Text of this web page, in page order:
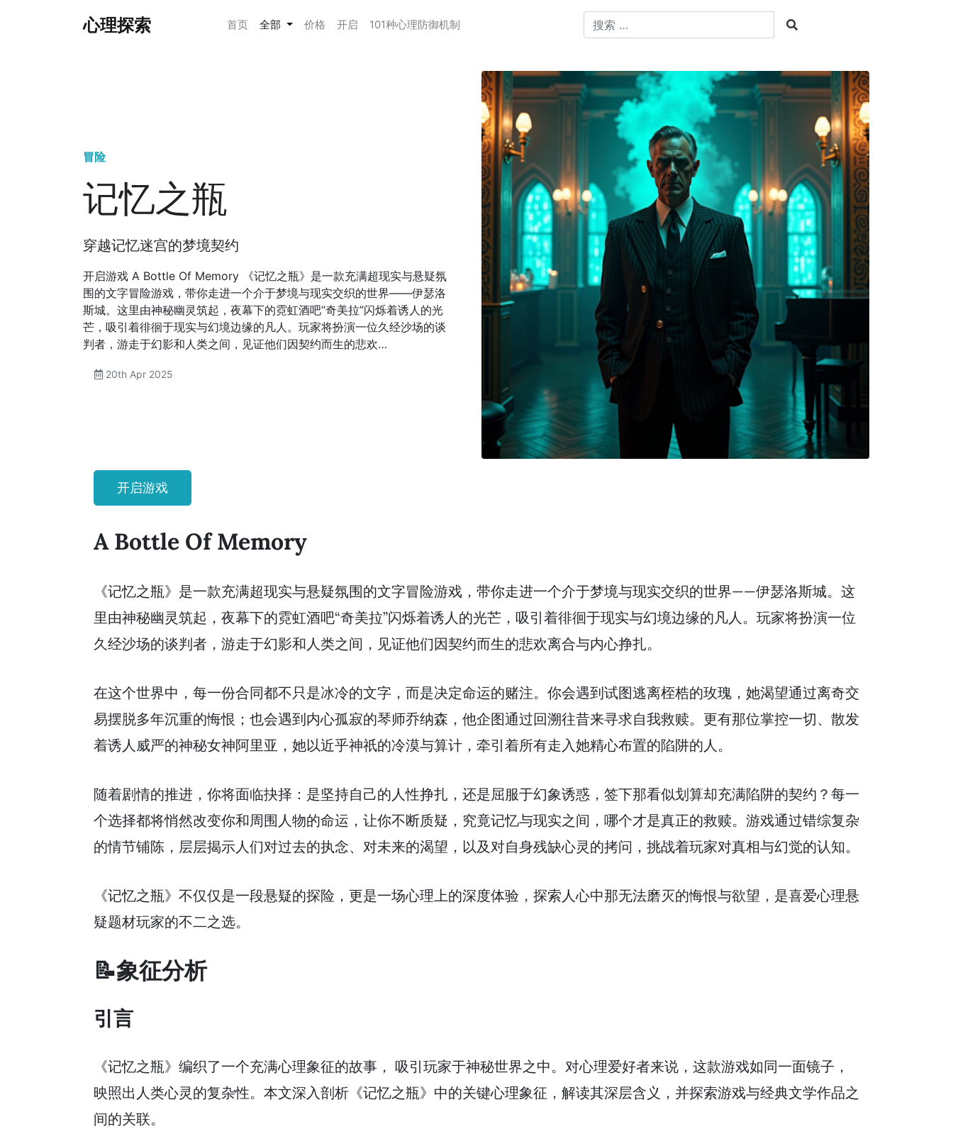
心理探索 首页 全部 价格 开启 101种心理防御机制
冒险
记忆之瓶
穿越记忆迷宫的梦境契约
开启游戏 A Bottle Of Memory 《记忆之瓶》是一款充满超现实与悬疑氛
围的文字冒险游戏，带你走进一个介于梦境与现实交织的世界——伊瑟洛
斯城。这里由神秘幽灵筑起，夜幕下的霓虹酒吧“奇美拉”闪烁着诱人的光
芒，吸引着徘徊于现实与幻境边缘的凡人。玩家将扮演一位久经沙场的谈
判者，游走于幻影和人类之间，见证他们因契约而生的悲欢…
20th Apr 2025
开启游戏
A Bottle Of Memory
《记忆之瓶》是一款充满超现实与悬疑氛围的文字冒险游戏，带你走进一个介于梦境与现实交织的世界——伊瑟洛斯城。这
里由神秘幽灵筑起，夜幕下的霓虹酒吧“奇美拉”闪烁着诱人的光芒，吸引着徘徊于现实与幻境边缘的凡人。玩家将扮演一位
久经沙场的谈判者，游走于幻影和人类之间，见证他们因契约而生的悲欢离合与内心挣扎。
在这个世界中，每一份合同都不只是冰冷的文字，而是决定命运的赌注。你会遇到试图逃离桎梏的玫瑰，她渴望通过离奇交
易摆脱多年沉重的悔恨；也会遇到内心孤寂的琴师乔纳森，他企图通过回溯往昔来寻求自我救赎。更有那位掌控一切、散发
着诱人威严的神秘女神阿里亚，她以近乎神祇的冷漠与算计，牵引着所有走入她精心布置的陷阱的人。
随着剧情的推进，你将面临抉择：是坚持自己的人性挣扎，还是屈服于幻象诱惑，签下那看似划算却充满陷阱的契约？每一
个选择都将悄然改变你和周围人物的命运，让你不断质疑，究竟记忆与现实之间，哪个才是真正的救赎。游戏通过错综复杂
的情节铺陈，层层揭示人们对过去的执念、对未来的渴望，以及对自身残缺心灵的拷问，挑战着玩家对真相与幻觉的认知。
《记忆之瓶》不仅仅是一段悬疑的探险，更是一场心理上的深度体验，探索人心中那无法磨灭的悔恨与欲望，是喜爱心理悬
疑题材玩家的不二之选。
📝象征分析
引言
《记忆之瓶》编织了一个充满心理象征的故事， 吸引玩家于神秘世界之中。对心理爱好者来说，这款游戏如同一面镜子，
映照出人类心灵的复杂性。本文深入剖析《记忆之瓶》中的关键心理象征，解读其深层含义，并探索游戏与经典文学作品之
间的关联。